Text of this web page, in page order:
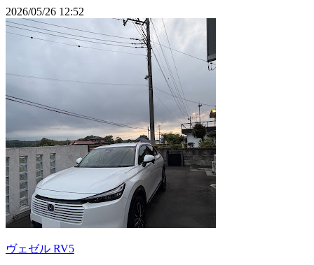
2026/05/26 12:52
ヴェゼル RV5